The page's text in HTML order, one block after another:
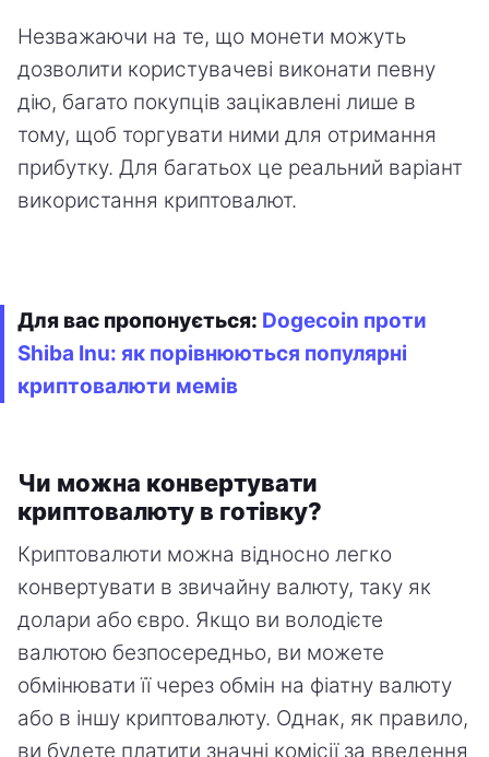
Незважаючи на те, що монети можуть
дозволити користувачеві виконати певну
дію, багато покупців зацікавлені лише в
тому, щоб торгувати ними для отримання
прибутку. Для багатьох це реальний варіант
використання криптовалют.
Для вас пропонується: Dogecoin проти
Shiba Inu: як порівнюються популярні
криптовалюти мемів
Чи можна конвертувати
криптовалюту в готівку?
Криптовалюти можна відносно легко
конвертувати в звичайну валюту, таку як
долари або євро. Якщо ви володієте
валютою безпосередньо, ви можете
обмінювати її через обмін на фіатну валюту
або в іншу криптовалюту. Однак, як правило,
ви будете платити значні комісії за введення